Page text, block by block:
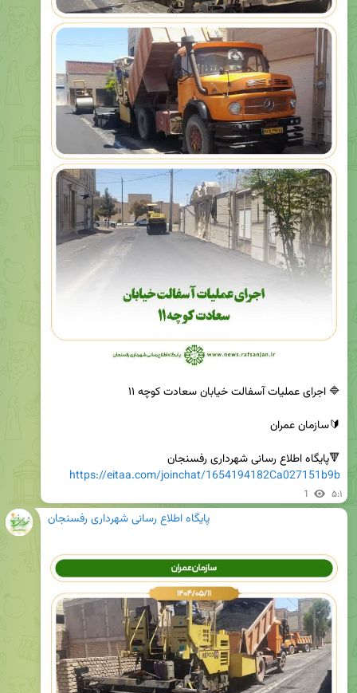
🔻پایگاه اطلاع رسانی شهرداری رفسنجان
https://eitaa.com/joinchat/1654194182Ca027151b9b
1 ۵:۱
پایگاه اطلاع رسانی شهرداری رفسنجان